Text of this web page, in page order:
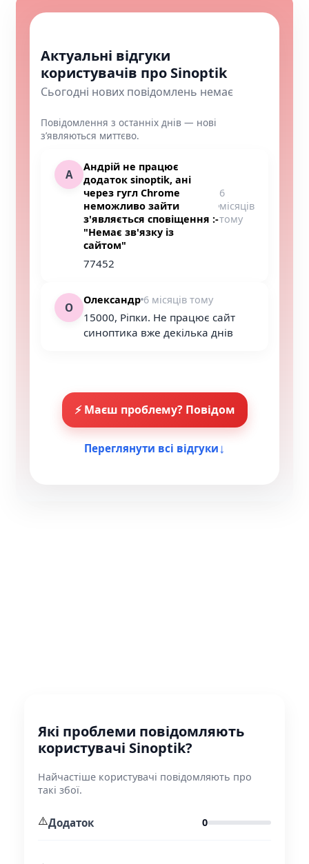
Актуальні відгуки
користувачів про Sinoptik
Сьогодні нових повідомлень немає
Повідомлення з останніх днів — нові
з’являються миттєво.
А
Андрій не працює
додаток sinoptik, ані
через гугл Chrome
неможливо зайти
з'являється сповіщення :-
"Немає зв'язку із
сайтом"
6
місяців
тому
77452
О
Олександр 6 місяців тому
15000, Ріпки. Не працює сайт
синоптика вже декілька днів
⚡ Маєш проблему? Повідом
Переглянути всі відгуки↓
Які проблеми повідомляють
користувачі Sinoptik?
Найчастіше користувачі повідомляють про
такі збої.
⚠️Додаток 0